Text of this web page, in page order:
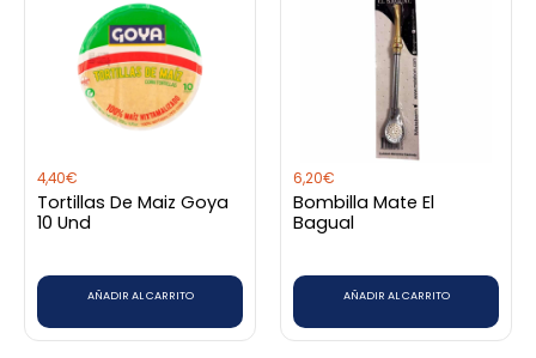
4,40€
Tortillas De Maiz Goya
10 Und
AÑADIR AL CARRITO
6,20€
Bombilla Mate El
Bagual
AÑADIR AL CARRITO